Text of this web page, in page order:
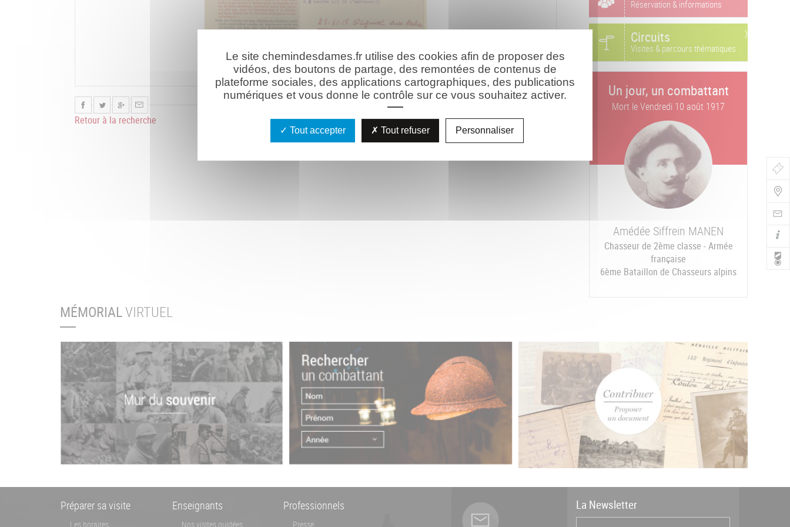
Retour à la recherche
Réservation & informations
Circuits
Visites & parcours thématiques
Un jour, un combattant
Mort leVendredi 10 août 1917
Amédée Siffrein MANEN
Chasseur de 2ème classe - Armée
française
6ème Bataillon de Chasseurs alpins
MÉMORIALVIRTUEL
de
Menu
Préparer sa visite
Les horaires
Enseignants
Nos visites guidées
Professionnels
Presse
La Newsletter
Le site chemindesdames.fr utilise des cookies afin de proposer des
vidéos, des boutons de partage, des remontées de contenus de
plateforme sociales, des applications cartographiques, des publications
numériques et vous donne le contrôle sur ce vous souhaitez activer.
Tout accepter Tout refuser Personnaliser